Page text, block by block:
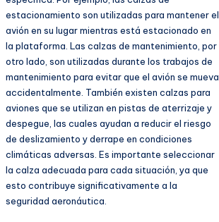
estacionamiento son utilizadas para mantener el
avión en su lugar mientras está estacionado en
la plataforma. Las calzas de mantenimiento, por
otro lado, son utilizadas durante los trabajos de
mantenimiento para evitar que el avión se mueva
accidentalmente. También existen calzas para
aviones que se utilizan en pistas de aterrizaje y
despegue, las cuales ayudan a reducir el riesgo
de deslizamiento y derrape en condiciones
climáticas adversas. Es importante seleccionar
la calza adecuada para cada situación, ya que
esto contribuye significativamente a la
seguridad aeronáutica.